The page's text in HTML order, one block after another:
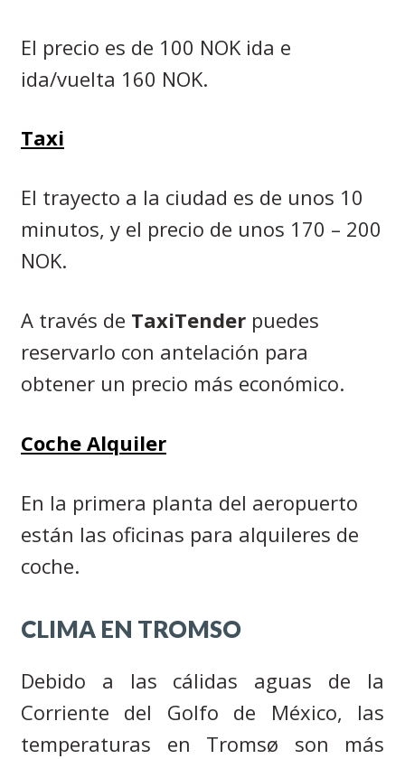
El precio es de 100 NOK ida e
ida/vuelta 160 NOK.
Taxi
El trayecto a la ciudad es de unos 10
minutos, y el precio de unos 170 – 200
NOK.
A través de TaxiTender puedes
reservarlo con antelación para
obtener un precio más económico.
Coche Alquiler
En la primera planta del aeropuerto
están las oficinas para alquileres de
coche.
CLIMA EN TROMSO
Debido a las cálidas aguas de la
Corriente del Golfo de México, las
temperaturas en Tromsø son más